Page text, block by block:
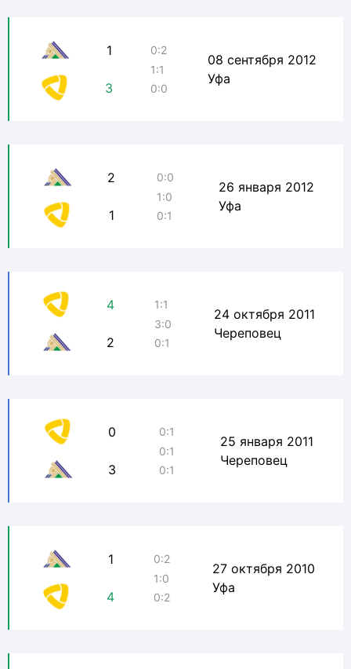
1
3
0:2
1:1
0:0
08 сентября 2012
Уфа
2
1
0:0
1:0
0:1
26 января 2012
Уфа
4
2
1:1
3:0
0:1
24 октября 2011
Череповец
0
3
0:1
0:1
0:1
25 января 2011
Череповец
1
4
0:2
1:0
0:2
27 октября 2010
Уфа